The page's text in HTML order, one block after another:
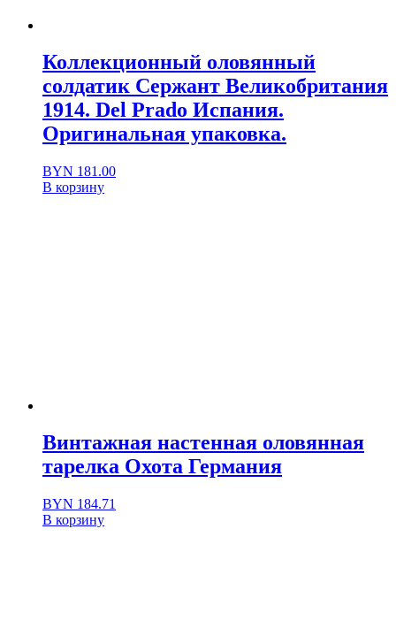
Коллекционный оловянный
солдатик Сержант Великобритания
1914. Del Prado Испания.
Оригинальная упаковка.
BYN 181.00
В корзину
Винтажная настенная оловянная
тарелка Охота Германия
BYN 184.71
В корзину